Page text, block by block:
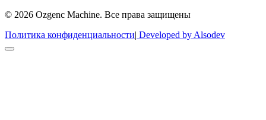
© 2026 Ozgenc Machine. Все права защищены
Политика конфиденциальности| Developed by Alsodev